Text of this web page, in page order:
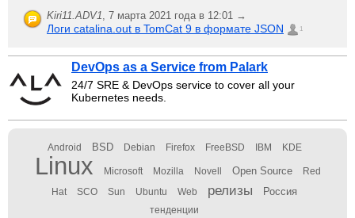
Kiri11.ADV1, 7 марта 2021 года в 12:01 →
Логи catalina.out в TomCat 9 в формате JSON 1
DevOps as a Service from Palark
24/7 SRE & DevOps service to cover all your
Kubernetes needs.
Android BSD Debian Firefox FreeBSD IBM KDE
Linux Microsoft Mozilla Novell Open Source Red
Hat SCO Sun Ubuntu Web релизы Россия
тенденции